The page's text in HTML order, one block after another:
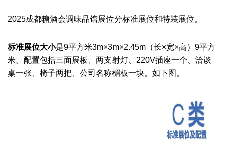
2025成都糖酒会调味品馆展位分标准展位和特装展位。
标准展位大小是9平方米3m×3m×2.45m（长×宽×高）9平方
米。配置包括三面展板、两支射灯、220V插座一个、洽谈
桌一张、椅子两把、公司名称楣板一块。如下图。